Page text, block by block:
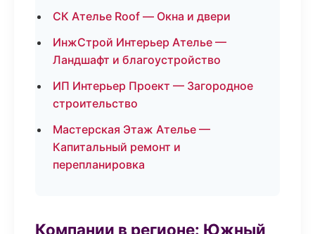
СК Ателье Roof — Окна и двери
ИнжСтрой Интерьер Ателье —
Ландшафт и благоустройство
ИП Интерьер Проект — Загородное
строительство
Мастерская Этаж Ателье —
Капитальный ремонт и
перепланировка
Компании в регионе: Южный